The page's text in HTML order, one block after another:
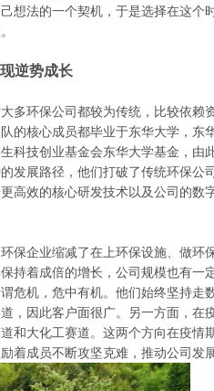
想法的一个契机，于是选择在这个
逆势成长
多环保公司都较为传统，比较依赖
的核心成员都毕业于东华大学，东
科技创业基金会东华大学基金，由
发展路径，他们打破了传统环保公
高效的核心研发技术以及公司的数
保企业缩减了在上环保设施、做环
持着成倍的增长，公司规模也有一
危机，危中有机。他们始终坚持走
，因此客户面很广。另一方面，在
和大化工赛道。这两个方向在疫情
着成员不断攻坚克难，推动公司发展